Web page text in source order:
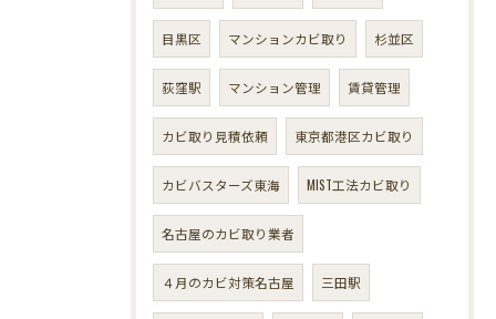
目黒区 マンションカビ取り 杉並区
荻窪駅 マンション管理 賃貸管理
カビ取り見積依頼 東京都港区カビ取り
カビバスターズ東海 MIST工法カビ取り
名古屋のカビ取り業者
４月のカビ対策名古屋 三田駅